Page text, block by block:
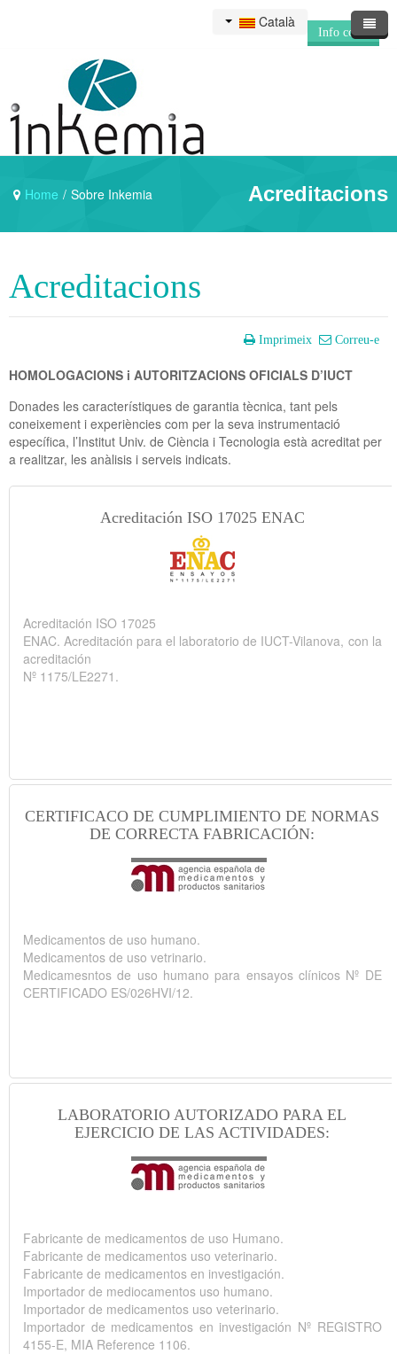
Info corp.
Català
Home / Sobre Inkemia Acreditacions
Acreditacions
Imprimeix Correu-e
HOMOLOGACIONS i AUTORITZACIONS OFICIALS D’IUCT
Donades les característiques de garantia tècnica, tant pels
coneixement i experiències com per la seva instrumentació
específica, l’Institut Univ. de Ciència i Tecnologia està acreditat per
a realitzar, les anàlisis i serveis indicats.
Acreditación ISO 17025 ENAC
Acreditación ISO 17025
ENAC. Acreditación para el laboratorio de IUCT-Vilanova, con la
acreditación
Nº 1175/LE2271.
CERTIFICACO DE CUMPLIMIENTO DE NORMAS
DE CORRECTA FABRICACIÓN:
Medicamentos de uso humano.
Medicamentos de uso vetrinario.
Medicamesntos de uso humano para ensayos clínicos Nº DE
CERTIFICADO ES/026HVI/12.
LABORATORIO AUTORIZADO PARA EL
EJERCICIO DE LAS ACTIVIDADES:
Fabricante de medicamentos de uso Humano.
Fabricante de medicamentos uso veterinario.
Fabricante de medicamentos en investigación.
Importador de mediocamentos uso humano.
Importador de medicamentos uso veterinario.
Importador de medicamentos en investigación Nº REGISTRO
4155-E, MIA Reference 1106.